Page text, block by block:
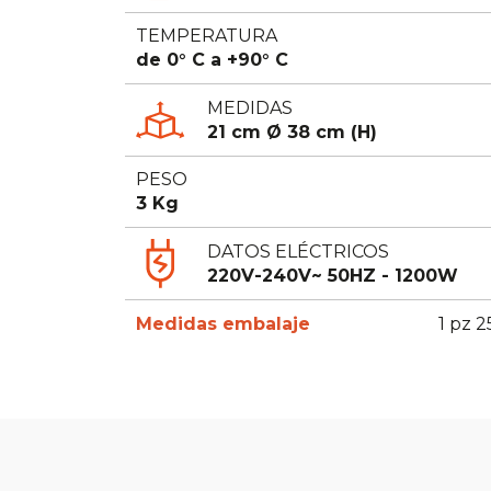
TEMPERATURA
de 0° C a +90° C
MEDIDAS
21 cm Ø 38 cm (H)
PESO
3 Kg
DATOS ELÉCTRICOS
220V-240V~ 50HZ - 1200W
Medidas embalaje 1 pz